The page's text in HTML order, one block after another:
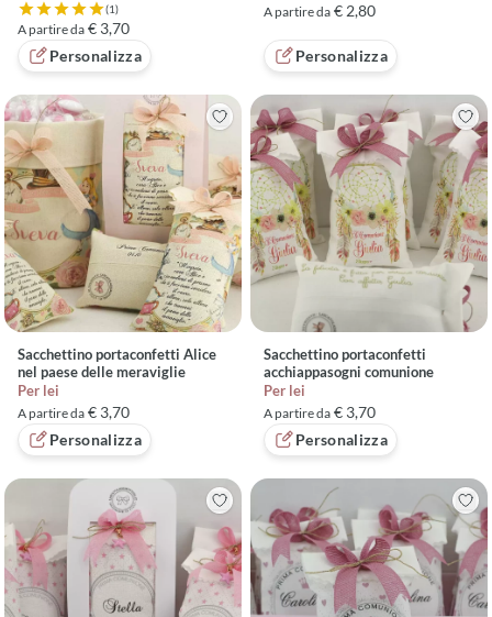
(1)
Valutazione 5 su 5 basata su 1 recensioni
A partire da € 3,70
Personalizza
A partire da € 2,80
Personalizza
Sacchettino portaconfetti Alice
nel paese delle meraviglie
Per lei
A partire da € 3,70
Personalizza
Sacchettino portaconfetti
acchiappasogni comunione
Per lei
A partire da € 3,70
Personalizza